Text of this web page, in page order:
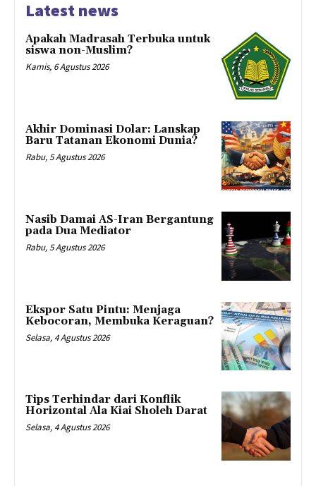
Latest news
Apakah Madrasah Terbuka untuk
siswa non-Muslim?
Kamis, 6 Agustus 2026
Akhir Dominasi Dolar: Lanskap
Baru Tatanan Ekonomi Dunia?
Rabu, 5 Agustus 2026
Nasib Damai AS-Iran Bergantung
pada Dua Mediator
Rabu, 5 Agustus 2026
Ekspor Satu Pintu: Menjaga
Kebocoran, Membuka Keraguan?
Selasa, 4 Agustus 2026
Tips Terhindar dari Konflik
Horizontal Ala Kiai Sholeh Darat
Selasa, 4 Agustus 2026